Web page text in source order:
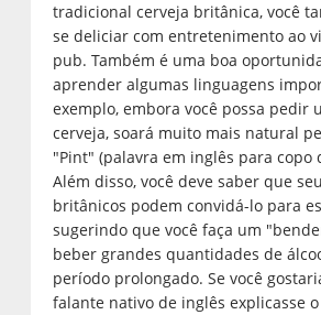
tradicional cerveja britânica, você
se deliciar com entretenimento ao
pub. Também é uma boa
aprender algumas linguagens
exemplo, embora você possa pedir
cerveja, soará muito mais natural
"Pint" (palavra em inglês para copo
Além disso, você deve saber que
britânicos podem convidá-lo para
sugerindo que você faça um
beber grandes quantidades de
período prolongado. Se você
falante nativo de inglês explicasse